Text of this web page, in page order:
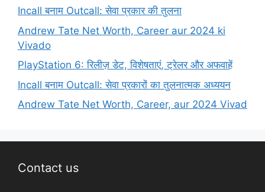
Incall बनाम Outcall: सेवा प्रकार की तुलना
Andrew Tate Net Worth, Career aur 2024 ki
Vivado
PlayStation 6: रिलीज़ डेट, विशेषताएं, ट्रेलर और अफवाहें
Incall बनाम Outcall: सेवा प्रकारों का तुलनात्मक अध्ययन
Andrew Tate Net Worth, Career, aur 2024 Vivad
Contact us